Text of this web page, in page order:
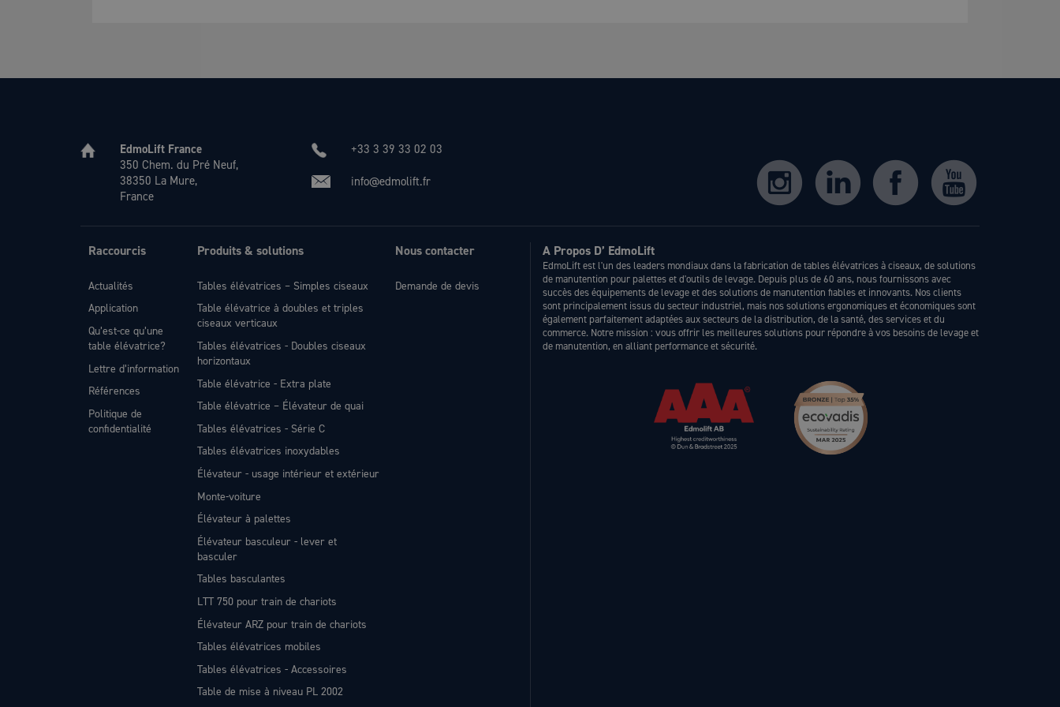
EdmoLift France
350 Chem. du Pré Neuf,
38350 La Mure,
France
+33 3 39 33 02 03
info@edmolift.fr
Raccourcis
Actualités
Application
Qu’est-ce qu’une
table élévatrice?
Lettre d’information
Références
Politique de
confidentialité
Produits & solutions
Tables élévatrices – Simples ciseaux
Table élévatrice à doubles et triples
ciseaux verticaux
Tables élévatrices - Doubles ciseaux
horizontaux
Table élévatrice - Extra plate
Table élévatrice – Élévateur de quai
Tables élévatrices - Série C
Tables élévatrices inoxydables
Élévateur - usage intérieur et extérieur
Monte-voiture
Élévateur à palettes
Élévateur basculeur - lever et
basculer
Tables basculantes
LTT 750 pour train de chariots
Élévateur ARZ pour train de chariots
Tables élévatrices mobiles
Tables élévatrices - Accessoires
Table de mise à niveau PL 2002
Nous contacter
Demande de devis
A Propos D’ EdmoLift
EdmoLift est l'un des leaders mondiaux dans la fabrication de tables élévatrices à ciseaux, de solutions
de manutention pour palettes et d'outils de levage. Depuis plus de 60 ans, nous fournissons avec
succès des équipements de levage et des solutions de manutention fiables et innovants. Nos clients
sont principalement issus du secteur industriel, mais nos solutions ergonomiques et économiques sont
également parfaitement adaptées aux secteurs de la distribution, de la santé, des services et du
commerce. Notre mission : vous offrir les meilleures solutions pour répondre à vos besoins de levage et
de manutention, en alliant performance et sécurité.